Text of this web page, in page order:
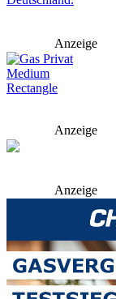
Anzeige
Anzeige
Anzeige